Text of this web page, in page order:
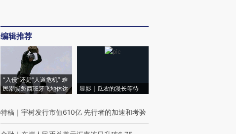
编辑推荐
“入侵”还是“人道危机” 难
民潮撕裂西班牙飞地休达
显影｜瓜农的漫长等待
特稿 ｜ 宇树发行市值610亿 先行者的加速和考验